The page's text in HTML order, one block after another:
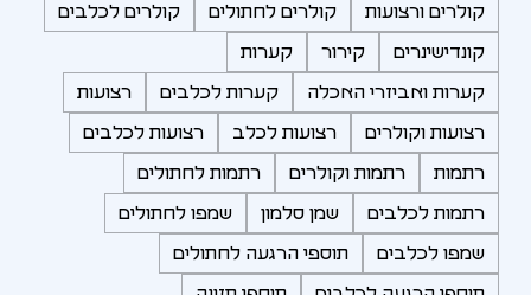
קולרים ורצועות קולרים לחתולים קולרים לכלבים
קונדישינרים קירור קערות
קערות ואביזרי האכלה קערות לכלבים רצועות
רצועות וקולרים רצועות לכלב רצועות לכלבים
רתמות רתמות וקולרים רתמות לחתולים
רתמות לכלבים שמן סלמון שמפו לחתולים
שמפו לכלבים תוספי הרגעה לחתולים